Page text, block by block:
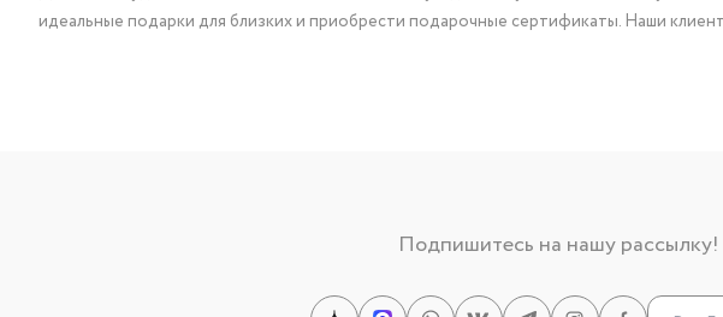
идеальные подарки для близких и приобрести подарочные сертификаты. Наши
Подпишитесь на нашу